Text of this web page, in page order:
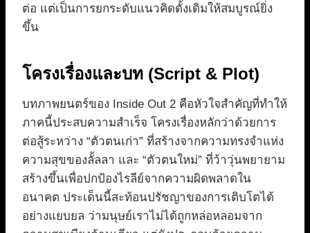
ต่อ แต่เป็นการยกระดับแนวคิดดั้งเดิมให้สมบูรณ์ยิ่ง
ขึ้น
โครงเรื่องและบท (Script & Plot)
บทภาพยนตร์ของ Inside Out 2 คือหัวใจสำคัญที่ทำให้
ภาคนี้ประสบความสำเร็จ โครงเรื่องหลักว่าด้วยการ
ต่อสู้ระหว่าง “ตัวตนเก่า” ที่สร้างจากความทรงจำแห่ง
ความสุขของลั้ลลา และ “ตัวตนใหม่” ที่ว้าวุ่นพยายาม
สร้างขึ้นเพื่อปกป้องไรลีย์จากความผิดพลาดใน
อนาคต ประเด็นนี้สะท้อนปรัชญาของการเติบโตได้
อย่างแยบยล ว่ามนุษย์เราไม่ได้ถูกหล่อหลอมจาก